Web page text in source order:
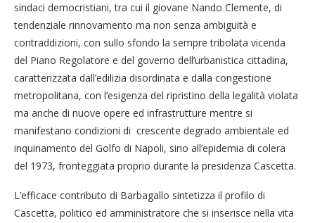
sindaci democristiani, tra cui il giovane Nando Clemente, di
tendenziale rinnovamento ma non senza ambiguità e
contraddizioni, con sullo sfondo la sempre tribolata vicenda
del Piano Regolatore e del governo dell’urbanistica cittadina,
caratterizzata dall’edilizia disordinata e dalla congestione
metropolitana, con l’esigenza del ripristino della legalità violata
ma anche di nuove opere ed infrastrutture mentre si
manifestano condizioni di crescente degrado ambientale ed
inquinamento del Golfo di Napoli, sino all’epidemia di colera
del 1973, fronteggiata proprio durante la presidenza Cascetta.
L’efficace contributo di Barbagallo sintetizza il profilo di
Cascetta, politico ed amministratore che si inserisce nella vita